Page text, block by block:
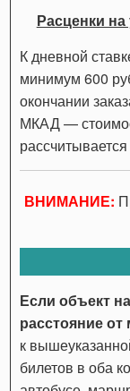
Расценки на
К дневной
минимум 600
окончании
МКАД —
ВНИМАНИЕ:
Если объект
расстояние
к
билетов в оба